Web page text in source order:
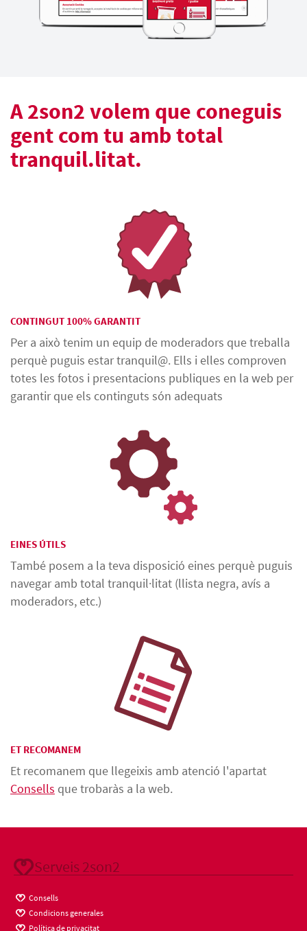
A 2son2 volem que coneguis
gent com tu amb total
tranquil.litat.
CONTINGUT 100% GARANTIT
Per a això tenim un equip de moderadors que treballa
perquè puguis estar tranquil@. Ells i elles comproven
totes les fotos i presentacions publiques en la web per
garantir que els continguts són adequats
EINES ÚTILS
També posem a la teva disposició eines perquè puguis
navegar amb total tranquil·litat (llista negra, avís a
moderadors, etc.)
ET RECOMANEM
Et recomanem que llegeixis amb atenció l'apartat
Consells que trobaràs a la web.
Serveis 2son2
Consells
Condicions generales
Política de privacitat